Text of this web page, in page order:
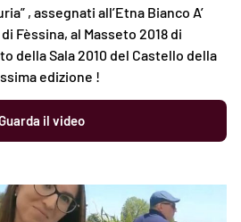
, assegnati all’Etna Bianco A’
Fèssina, al Masseto 2018 di
della Sala 2010 del Castello della
edizione !
il video